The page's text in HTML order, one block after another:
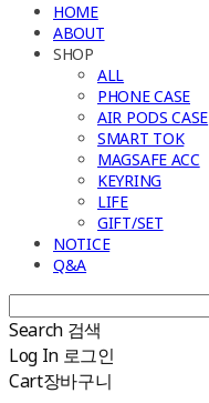
HOME
ABOUT
SHOP
ALL
PHONE CASE
AIR PODS CASE
SMART TOK
MAGSAFE ACC
KEYRING
LIFE
GIFT/SET
NOTICE
Q&A
Search 검색
Log In 로그인
Cart장바구니